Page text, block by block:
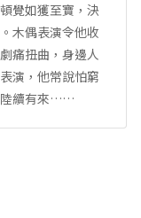
覺如獲至寶，決
木偶表演令他收
痛扭曲，身邊人
演，他常說怕窮
陸續有來……